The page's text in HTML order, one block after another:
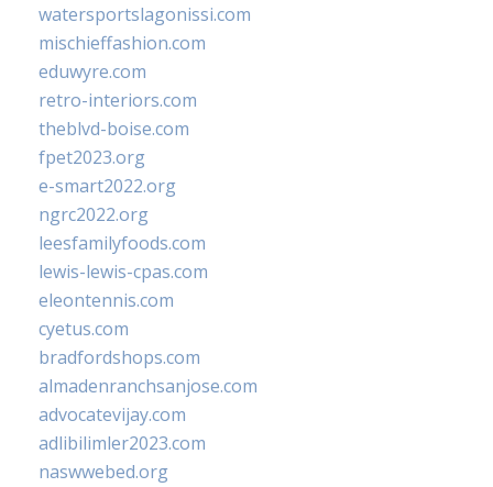
watersportslagonissi.com
mischieffashion.com
eduwyre.com
retro-interiors.com
theblvd-boise.com
fpet2023.org
e-smart2022.org
ngrc2022.org
leesfamilyfoods.com
lewis-lewis-cpas.com
eleontennis.com
cyetus.com
bradfordshops.com
almadenranchsanjose.com
advocatevijay.com
adlibilimler2023.com
naswwebed.org